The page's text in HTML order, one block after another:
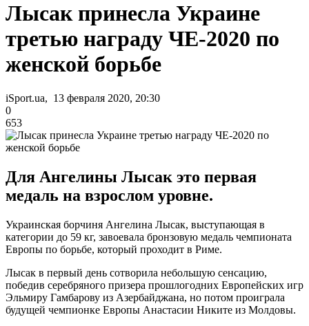
Лысак принесла Украине
третью награду ЧЕ-2020 по
женской борьбе
iSport.ua, 13 февраля 2020, 20:30
0
653
Для Ангелины Лысак это первая
медаль на взрослом уровне.
Украинская борчиня Ангелина Лысак, выступающая в
категории до 59 кг, завоевала бронзовую медаль чемпионата
Европы по борьбе, который проходит в Риме.
Лысак в первый день сотворила небольшую сенсацию,
победив серебряного призера прошлогодних Европейских игр
Эльмиру Гамбарову из Азербайджана, но потом проиграла
будущей чемпионке Европы Анастасии Никите из Молдовы.